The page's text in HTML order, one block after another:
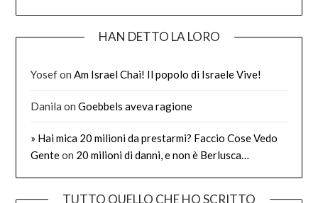
HAN DETTO LA LORO
YosefonAm Israel Chai! Il popolo di Israele Vive!
Danila onGoebbels aveva ragione
» Hai mica 20 milioni da prestarmi? Faccio Cose Vedo
Genteon 20 milioni di danni, e non è Berlusca…
TUTTO QUELLO CHE HO SCRITTO